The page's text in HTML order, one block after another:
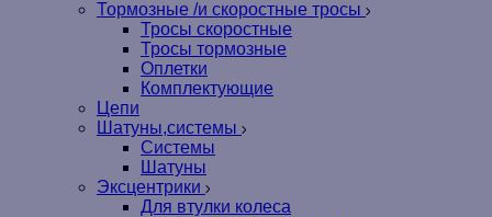
Тормозные /и скоростные тросы
Тросы скоростные
Тросы тормозные
Оплетки
Комплектующие
Цепи
Шатуны,системы
Системы
Шатуны
Эксцентрики
Для втулки колеса